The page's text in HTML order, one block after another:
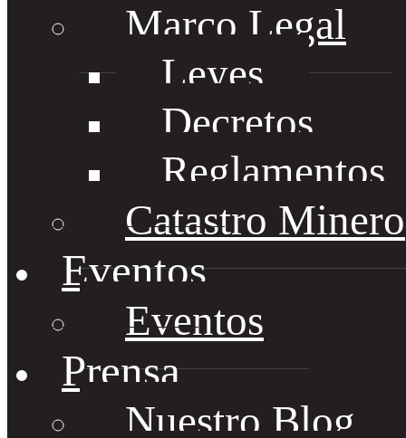
Marco Legal
Leyes
Decretos
Reglamentos
Catastro Minero
Eventos
Eventos
Prensa
Nuestro Blog